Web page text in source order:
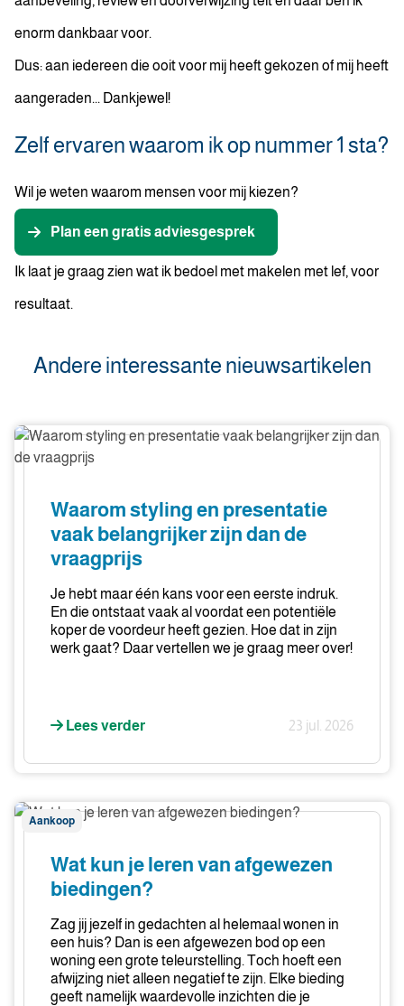
enorm dankbaar voor.
Dus: aan iedereen die ooit voor mij heeft gekozen of mij heeft
aangeraden... Dankjewel!
Zelf ervaren waarom ik op nummer 1 sta?
Wil je weten waarom mensen voor mij kiezen?
Plan een gratis adviesgesprek
Ik laat je graag zien wat ik bedoel met makelen met lef, voor
resultaat.
Andere interessante nieuwsartikelen
Waarom
styling
presentatie
belangrijker
vraagprijs
Waarom styling en presentatie
vaak belangrijker zijn dan de
vraagprijs
Je hebt maar één kans voor een eerste indruk.
En die ontstaat vaak al voordat een potentiële
koper de voordeur heeft gezien. Hoe dat in zijn
werk gaat? Daar vertellen we je graag meer over!
Lees verder 23 jul. 2026
Wat
kun
afgewezen
biedingen?
Aankoop
Wat kun je leren van afgewezen
biedingen?
Zag jij jezelf in gedachten al helemaal wonen in
een huis? Dan is een afgewezen bod op een
woning een grote teleurstelling. Toch hoeft een
afwijzing niet alleen negatief te zijn. Elke bieding
geeft namelijk waardevolle inzichten die je